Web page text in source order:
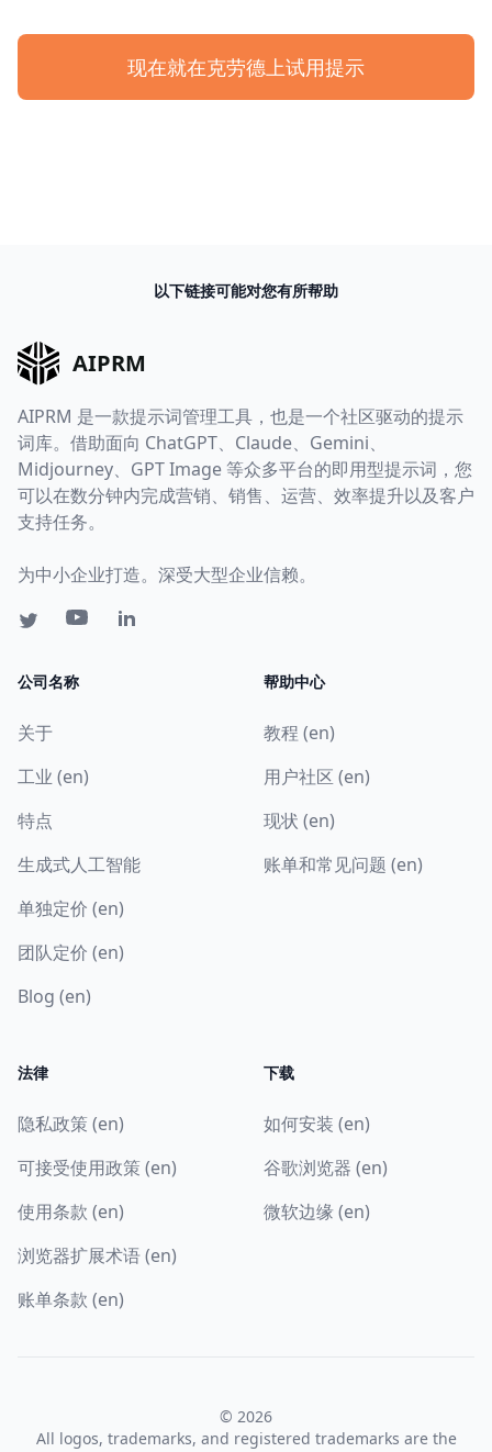
现在就在克劳德上试用提示
以下链接可能对您有所帮助
AIPRM
AIPRM 是一款提示词管理工具，也是一个社区驱动的提示
词库。借助面向 ChatGPT、Claude、Gemini、
Midjourney、GPT Image 等众多平台的即用型提示词，您
可以在数分钟内完成营销、销售、运营、效率提升以及客户
支持任务。
为中小企业打造。深受大型企业信赖。
公司名称
关于
工业 (en)
特点
生成式人工智能
单独定价 (en)
团队定价 (en)
Blog (en)
帮助中心
教程 (en)
用户社区 (en)
现状 (en)
账单和常见问题 (en)
法律
隐私政策 (en)
可接受使用政策 (en)
使用条款 (en)
浏览器扩展术语 (en)
账单条款 (en)
下载
如何安装 (en)
谷歌浏览器 (en)
微软边缘 (en)
© 2026
All logos, trademarks, and registered trademarks are the